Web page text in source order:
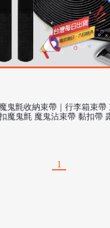
鬼氈收納束帶｜行李箱束帶
魔鬼氈 魔鬼沾束帶 黏扣帶
1